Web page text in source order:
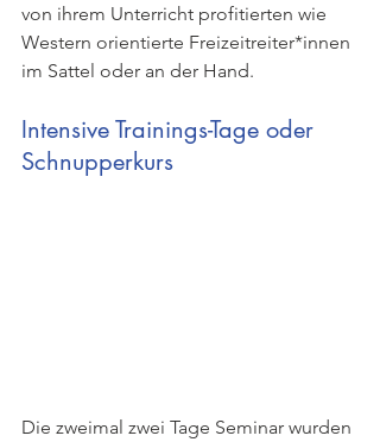
von ihrem Unterricht profitierten wie
Western orientierte Freizeitreiter*innen
im Sattel oder an der Hand.
Intensive Trainings-Tage oder
Schnupperkurs
Die zweimal zwei Tage Seminar wurden